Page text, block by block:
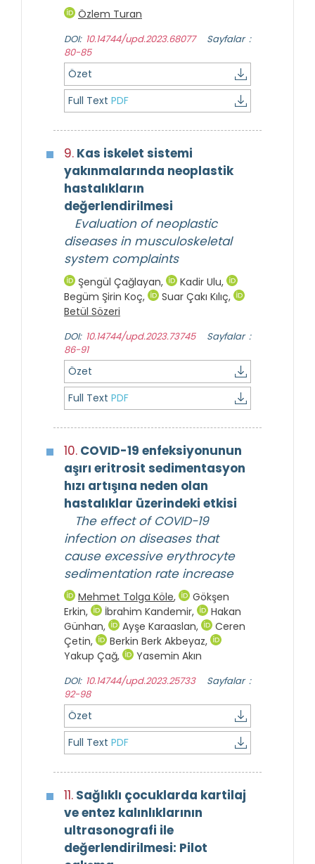
Özlem Turan
DOI: 10.14744/upd.2023.68077
Sayfalar :
80-85
Özet
Full Text PDF
9. Kas iskelet sistemi
yakınmalarında neoplastik
hastalıkların
değerlendirilmesi
Evaluation of neoplastic
diseases in musculoskeletal
system complaints
Şengül Çağlayan, Kadir Ulu,
Begüm Şirin Koç, Suar Çakı Kılıç,
Betül Sözeri
DOI: 10.14744/upd.2023.73745
Sayfalar :
86-91
Özet
Full Text PDF
10. COVID-19 enfeksiyonunun
aşırı eritrosit sedimentasyon
hızı artışına neden olan
hastalıklar üzerindeki etkisi
The effect of COVID-19
infection on diseases that
cause excessive erythrocyte
sedimentation rate increase
Mehmet Tolga Köle,
Gökşen
Erkin, İbrahim Kandemir,
Hakan
Günhan, Ayşe Karaaslan,
Ceren
Çetin, Berkin Berk Akbeyaz,
Yakup Çağ, Yasemin Akın
DOI: 10.14744/upd.2023.25733
Sayfalar :
92-98
Özet
Full Text PDF
11. Sağlıklı çocuklarda kartilaj
ve entez kalınlıklarının
ultrasonografi ile
değerlendirilmesi: Pilot